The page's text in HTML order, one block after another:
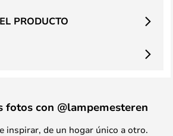
PRODUCTO
fotos con @lampemesteren
inspirar, de un hogar único a otro.